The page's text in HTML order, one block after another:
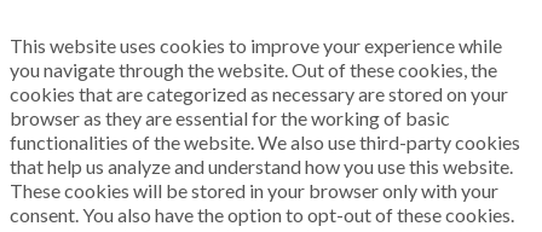
This website uses cookies to improve your experience while
you navigate through the website. Out of these cookies, the
cookies that are categorized as necessary are stored on your
browser as they are essential for the working of basic
functionalities of the website. We also use third-party cookies
that help us analyze and understand how you use this website.
These cookies will be stored in your browser only with your
consent. You also have the option to opt-out of these cookies.